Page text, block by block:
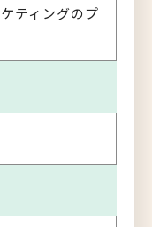
ティングのプ